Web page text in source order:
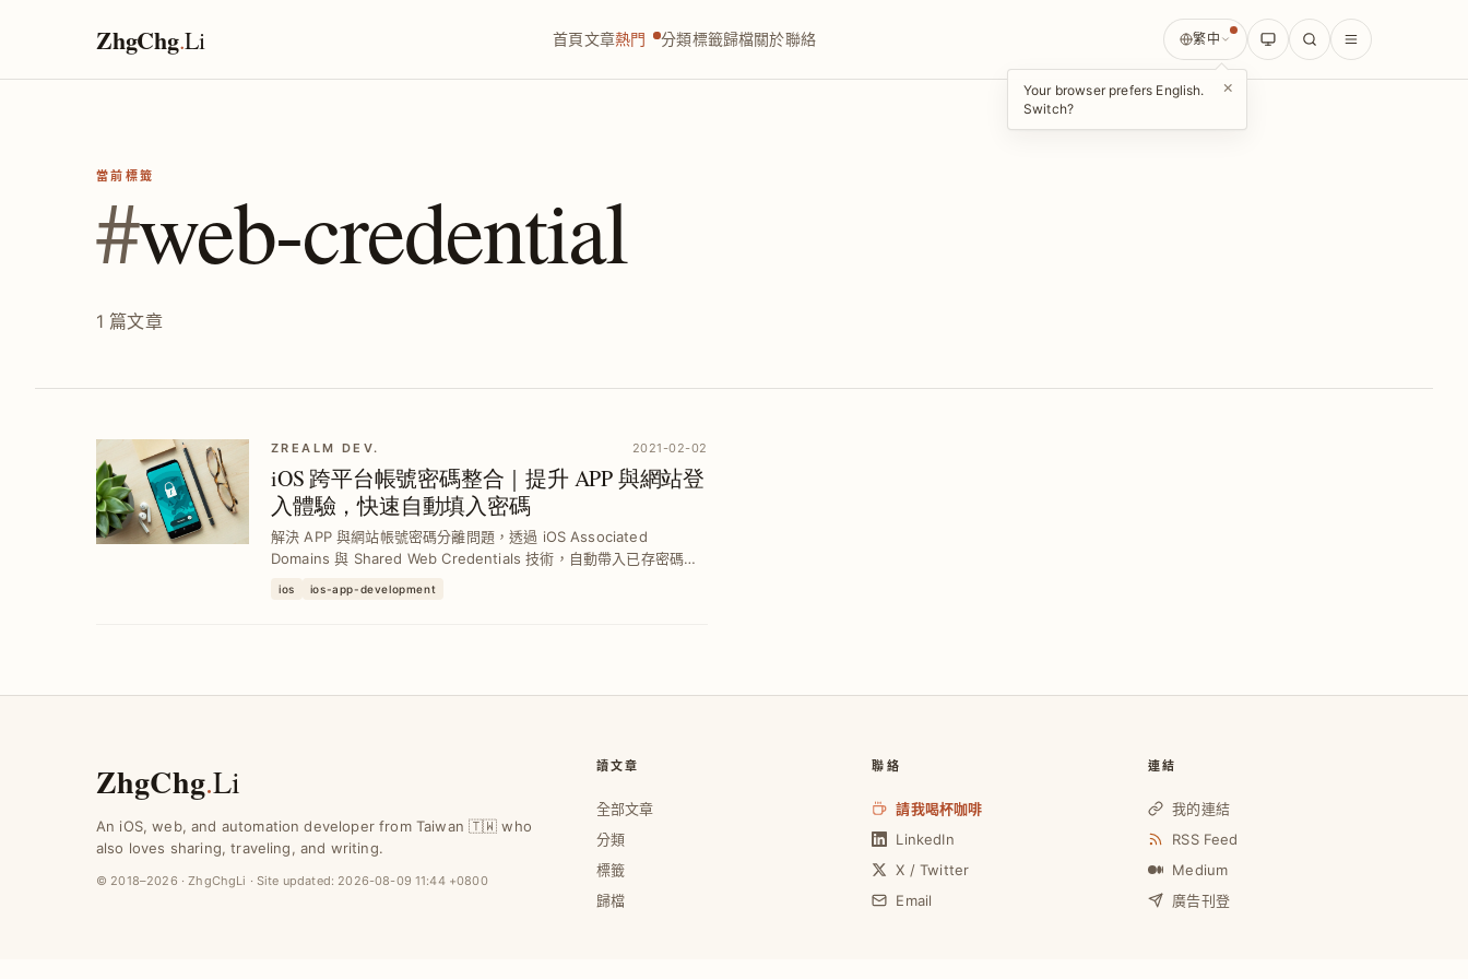
ZhgChg.Li 首頁文章熱門 分類標籤歸檔關於聯絡 繁中
Your browser prefers English.
Switch?
×
當前標籤
#web-credential
1 篇文章
ZREALM DEV. 2021-02-02
iOS 跨平台帳號密碼整合｜提升 APP 與網站登
入體驗，快速自動填入密碼
解決 APP 與網站帳號密碼分離問題，透過 iOS Associated
Domains 與 Shared Web Credentials 技術，自動帶入已存密碼，
ios ios-app-development
ZhgChg.Li
An iOS, web, and automation developer from Taiwan 🇹🇼 who
also loves sharing, traveling, and writing.
© 2018–2026 · ZhgChgLi · Site updated: 2026-08-09 11:44 +0800
讀文章
全部文章
分類
標籤
歸檔
聯絡
請我喝杯咖啡
LinkedIn
X / Twitter
Email
連結
我的連結
RSS Feed
Medium
廣告刊登